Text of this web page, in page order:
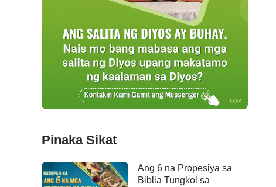
Pinaka Sikat
Ang 6 na Propesiya sa
Biblia Tungkol sa